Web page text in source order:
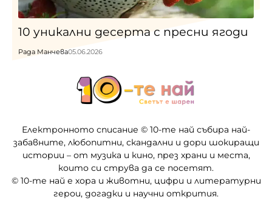
10 уникални десерта с пресни ягоди
Рада Манчева05.06.2026
Електронното списание © 10-те най събира най-
забавните, любопитни, скандални и дори шокиращи
истории – от музика и кино, през храни и места,
които си струва да се посетят.
© 10-те най е хора и животни, цифри и литературни
герои, догадки и научни открития.